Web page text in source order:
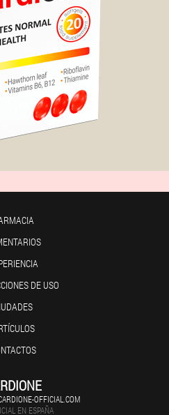
DE USO
OFFICIAL.COM
EN ESPAÑA